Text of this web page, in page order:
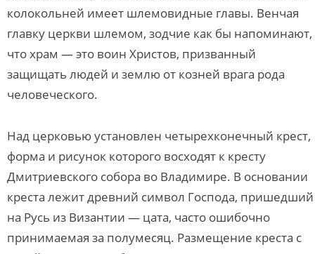
колокольней имеет шлемовидные главы. Венчая
главку церкви шлемом, зодчие как бы напоминают,
что храм — это воин Христов, призванный
защищать людей и землю от козней врага рода
человеческого.
Над церковью установлен четырехконечный крест,
форма и рисунок которого восходят к кресту
Дмитриевского собора во Владимире. В основании
креста лежит древний символ Господа, пришедший
на Русь из Византии — цата, часто ошибочно
принимаемая за полумесяц. Размещение креста с